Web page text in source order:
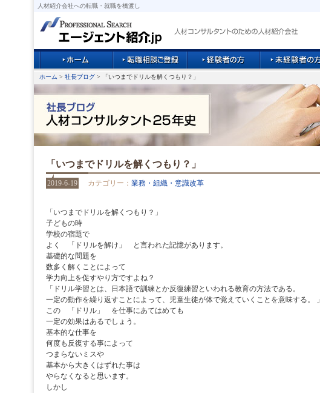
人材紹介会社への転職・就職を橋渡し
ホーム > 社長ブログ > 「いつまでドリルを解くつもり？」
「いつまでドリルを解くつもり？」
2019-6-19 カテゴリー： 業務・組織・意識改革
「いつまでドリルを解くつもり？」
子どもの時
学校の宿題で
よく 「ドリルを解け」 と言われた記憶があります。
基礎的な問題を
数多く解くことによって
学力向上を促すやり方ですよね？
「ドリル学習とは、日本語で訓練とか反復練習といわれる教育の方法である。
一定の動作を繰り返すことによって、児童生徒が体で覚えていくことを意味する。 」
この 「ドリル」 を仕事にあてはめても
一定の効果はあるでしょう。
基本的な仕事を
何度も反復する事によって
つまらないミスや
基本から大きくはずれた事は
やらなくなると思います。
しかし